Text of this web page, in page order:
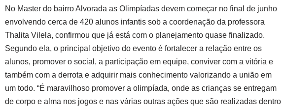
No Master do bairro Alvorada as Olimpíadas devem começar no final de junho
envolvendo cerca de 420 alunos infantis sob a coordenação da professora
Thalita Vilela, confirmou que já está com o planejamento quase finalizado.
Segundo ela, o principal objetivo do evento é fortalecer a relação entre os
alunos, promover o social, a participação em equipe, conviver com a vitória e
também com a derrota e adquirir mais conhecimento valorizando a união em
um todo. “É maravilhoso promover a olimpíada, onde as crianças se entregam
de corpo e alma nos jogos e nas várias outras ações que são realizadas dentro